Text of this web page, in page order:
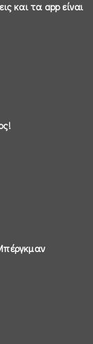
και τα app είναι